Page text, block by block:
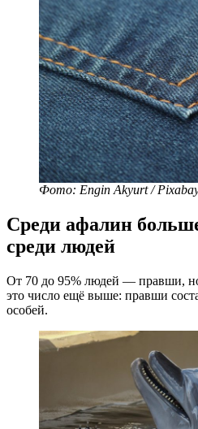
Фото: Engin Akyurt /
Среди афалин
среди людей
От 70 до 95% людей — правши,
это число ещё выше: правши
особей.